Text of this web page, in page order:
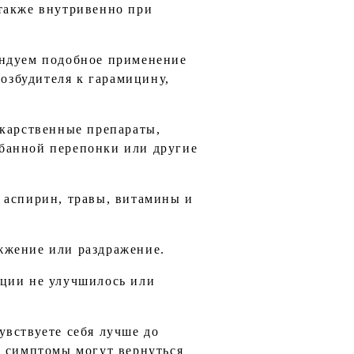
внутривенно при
подобное применение
к гарамицину,
препараты,
перепонки или другие
травы, витамины и
или раздражение.
не улучшилось или
себя лучше до
могут вернуться